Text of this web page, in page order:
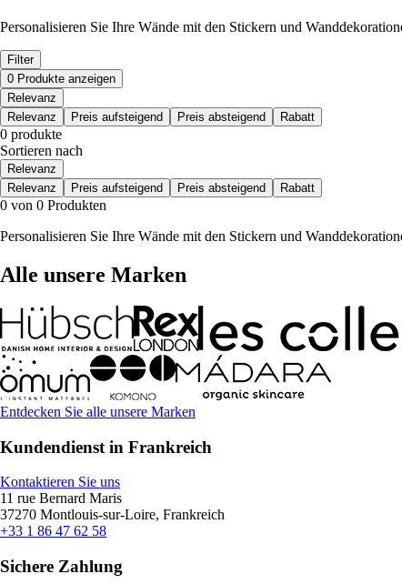
Personalisieren Sie Ihre Wände mit den Stickern und
Filter
0 Produkte anzeigen
Relevanz
Relevanz
Preis aufsteigend Preis absteigend Rabatt
0 produkte
Sortieren nach
Relevanz
Relevanz
Preis aufsteigend Preis absteigend Rabatt
0 von 0 Produkten
Personalisieren Sie Ihre Wände mit den Stickern und
Alle unsere Marken
Entdecken Sie alle unsere Marken
Kundendienst in Frankreich
Kontaktieren Sie uns
11 rue Bernard Maris
37270 Montlouis-sur-Loire, Frankreich
+33 1 86 47 62 58
Sichere Zahlung